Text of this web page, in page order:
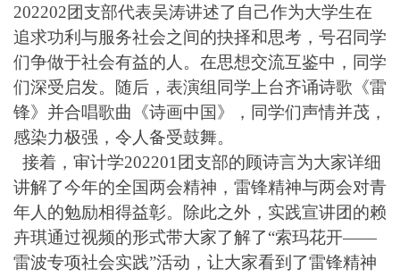
202202团支部代表吴涛讲述了自己作为大学生在
追求功利与服务社会之间的抉择和思考，号召同学
们争做于社会有益的人。在思想交流互鉴中，同学
们深受启发。随后，表演组同学上台齐诵诗歌《雷
锋》并合唱歌曲《诗画中国》，同学们声情并茂，
感染力极强，令人备受鼓舞。
接着，审计学202201团支部的顾诗言为大家详细
讲解了今年的全国两会精神，雷锋精神与两会对青
年人的勉励相得益彰。除此之外，实践宣讲团的赖
卉琪通过视频的形式带大家了解了“索玛花开——
雷波专项社会实践”活动，让大家看到了雷锋精神